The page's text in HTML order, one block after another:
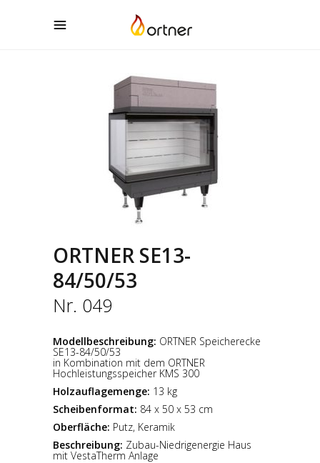
ORTNER SE13-
84/50/53
Nr. 049
Modellbeschreibung: ORTNER Speicherecke
SE13-84/50/53
in Kombination mit dem ORTNER
Hochleistungsspeicher KMS 300
Holzauflagemenge: 13 kg
Scheibenformat: 84 x 50 x 53 cm
Oberfläche: Putz, Keramik
Beschreibung: Zubau-Niedrigenergie Haus
mit VestaTherm Anlage